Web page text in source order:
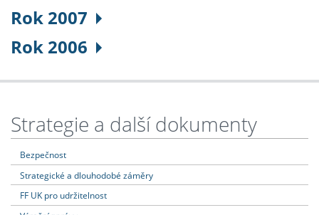
Rok 2007
Rok 2006
Strategie a další dokumenty
Bezpečnost
Strategické a dlouhodobé záměry
FF UK pro udržitelnost